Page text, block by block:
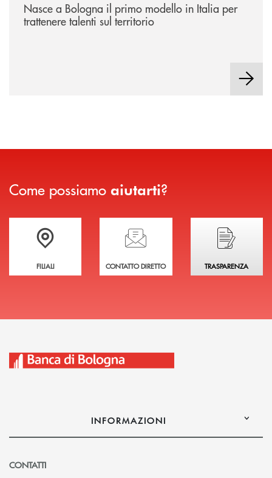
Nasce a Bologna il primo modello in Italia per
trattenere talenti sul territorio
Come possiamo aiutarti?
Trova la filiale più vicina a te
FILIALI
Hai bisogno di assistenza immediata?
CONTATTO DIRETTO
Hai bisogno di
TRASPARENZA
INFORMAZIONI
CONTATTI